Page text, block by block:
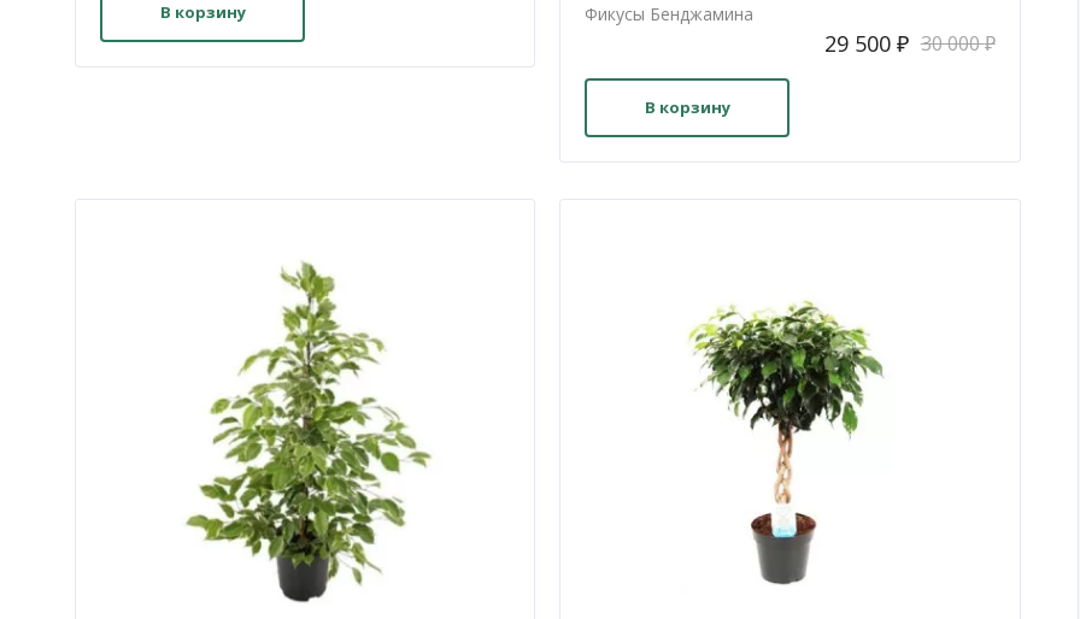
300 ₽.
В корзину
Фикусы Бенджамина
30 000₽
Первоначальная
000 ₽.
29 500 ₽Текущая
В корзину